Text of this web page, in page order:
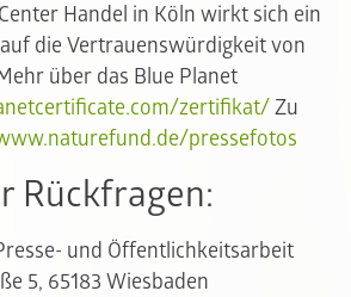
Handel in Köln wirkt sich ein
die Vertrauenswürdigkeit von
über das Blue Planet
zertifikat/ Zu
pressefotos
Rückfragen:
und Öffentlichkeitsarbeit
5, 65183 Wiesbaden